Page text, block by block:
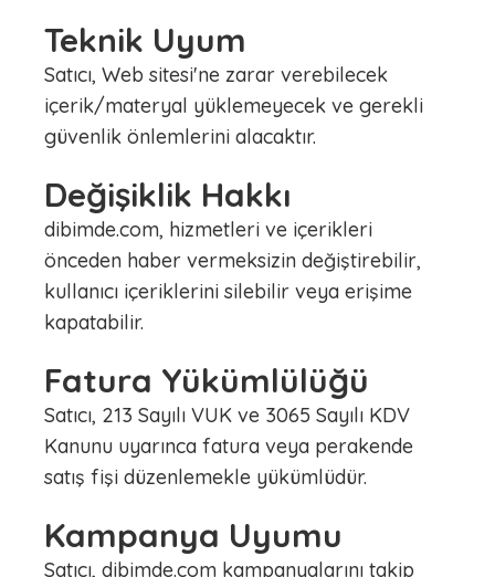
Teknik Uyum
Satıcı, Web sitesi'ne zarar verebilecek
içerik/materyal yüklemeyecek ve gerekli
güvenlik önlemlerini alacaktır.
Değişiklik Hakkı
dibimde.com, hizmetleri ve içerikleri
önceden haber vermeksizin değiştirebilir,
kullanıcı içeriklerini silebilir veya erişime
kapatabilir.
Fatura Yükümlülüğü
Satıcı, 213 Sayılı VUK ve 3065 Sayılı KDV
Kanunu uyarınca fatura veya perakende
satış fişi düzenlemekle yükümlüdür.
Kampanya Uyumu
Satıcı, dibimde.com kampanyalarını takip